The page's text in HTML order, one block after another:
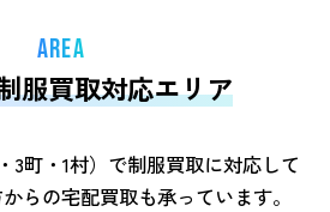
AREA
服買取対応エリア
3町・1村）で制服買取に対応して
らの宅配買取も承っています。